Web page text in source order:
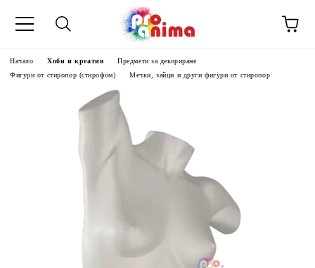
Начало Хоби и креатив
Предмети за декориране
Фигури от стиропор (стирофом)
Мечки, зайци и други фигури от стиропор